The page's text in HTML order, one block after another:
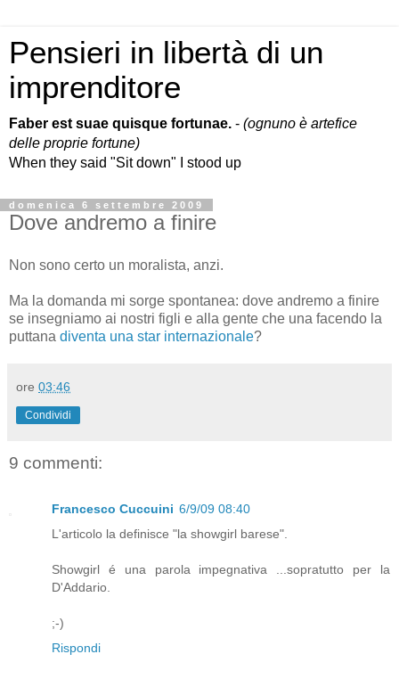
Pensieri in libertà di un
imprenditore
Faber est suae quisque fortunae. - (ognuno è artefice
delle proprie fortune)
When they said "Sit down" I stood up
domenica 6 settembre 2009
Dove andremo a finire
Non sono certo un moralista, anzi.
Ma la domanda mi sorge spontanea: dove andremo a finire
se insegniamo ai nostri figli e alla gente che una facendo la
puttana diventa una star internazionale?
ore 03:46
Condividi
9 commenti:
Francesco Cuccuini 6/9/09 08:40
L'articolo la definisce "la showgirl barese".
Showgirl é una parola impegnativa ...sopratutto per la
D'Addario.
;-)
Rispondi